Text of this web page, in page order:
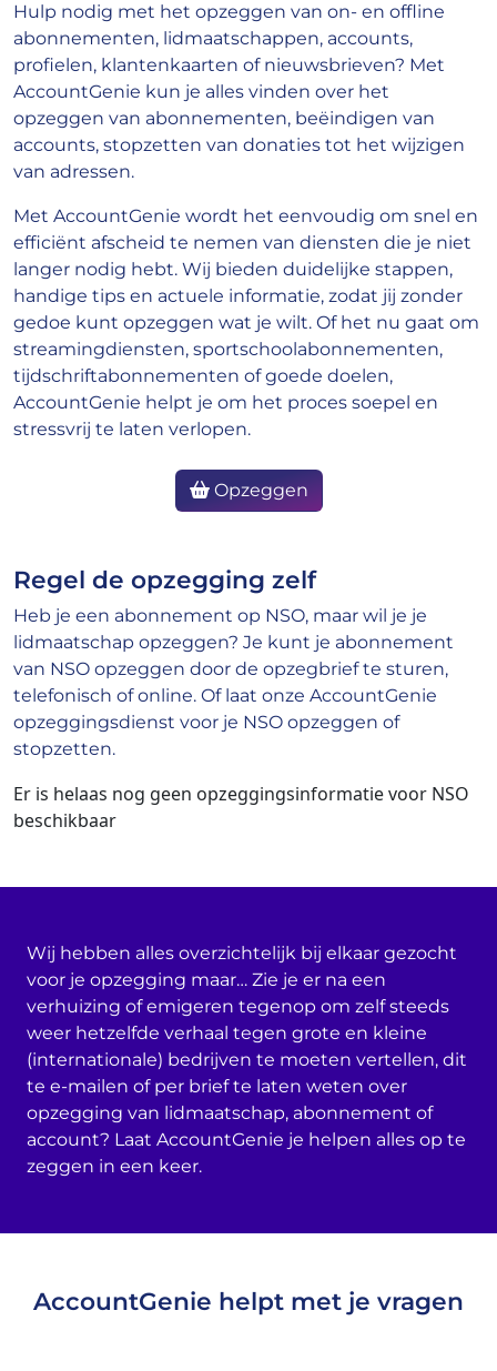
Hulp nodig met het opzeggen van on- en offline
abonnementen, lidmaatschappen, accounts,
profielen, klantenkaarten of nieuwsbrieven? Met
AccountGenie kun je alles vinden over het
opzeggen van abonnementen, beëindigen van
accounts, stopzetten van donaties tot het wijzigen
van adressen.
Met AccountGenie wordt het eenvoudig om snel en
efficiënt afscheid te nemen van diensten die je niet
langer nodig hebt. Wij bieden duidelijke stappen,
handige tips en actuele informatie, zodat jij zonder
gedoe kunt opzeggen wat je wilt. Of het nu gaat om
streamingdiensten, sportschoolabonnementen,
tijdschriftabonnementen of goede doelen,
AccountGenie helpt je om het proces soepel en
stressvrij te laten verlopen.
Opzeggen
Regel de opzegging zelf
Heb je een abonnement op NSO, maar wil je je
lidmaatschap opzeggen? Je kunt je abonnement
van NSO opzeggen door de opzegbrief te sturen,
telefonisch of online. Of laat onze AccountGenie
opzeggingsdienst voor je NSO opzeggen of
stopzetten.
Er is helaas nog geen opzeggingsinformatie voor NSO
beschikbaar
Wij hebben alles overzichtelijk bij elkaar gezocht
voor je opzegging maar… Zie je er na een
verhuizing of emigeren tegenop om zelf steeds
weer hetzelfde verhaal tegen grote en kleine
(internationale) bedrijven te moeten vertellen, dit
te e-mailen of per brief te laten weten over
opzegging van lidmaatschap, abonnement of
account? Laat AccountGenie je helpen alles op te
zeggen in een keer.
AccountGenie helpt met je vragen